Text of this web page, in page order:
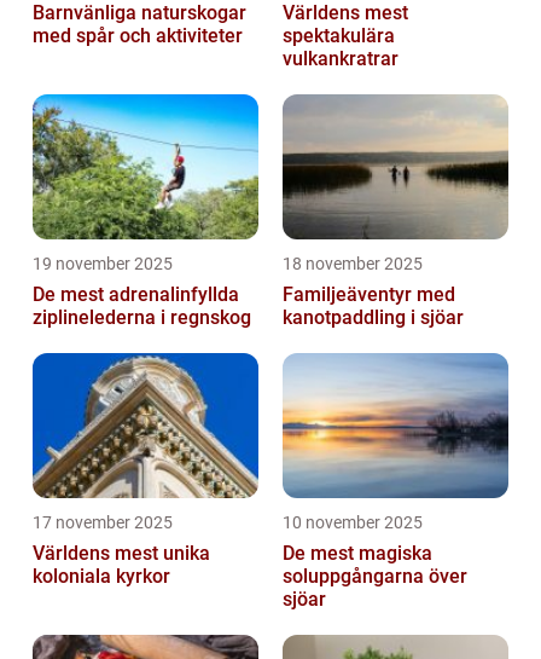
Barnvänliga naturskogar
med spår och aktiviteter
Världens mest
spektakulära
vulkankratrar
19 november 2025
De mest adrenalinfyllda
ziplinelederna i regnskog
18 november 2025
Familjeäventyr med
kanotpaddling i sjöar
17 november 2025
Världens mest unika
koloniala kyrkor
10 november 2025
De mest magiska
soluppgångarna över
sjöar